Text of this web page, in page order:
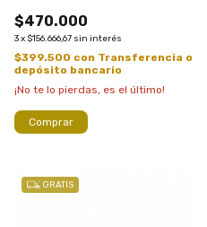
$470.000
3x $156.666,67 sin interés
$399.500 con Transferencia o
depósito bancario
¡No te lo pierdas, es el último!
Comprar
GRATIS